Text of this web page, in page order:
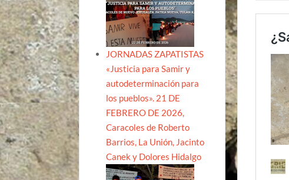
JORNADAS ZAPATISTAS
«Justicia para Samir y
autodeterminación para
los pueblos». 21 DE
FEBRERO DE 2026,
Caracoles de Roberto
Barrios, La Unión, Jacinto
Canek y Dolores Hidalgo